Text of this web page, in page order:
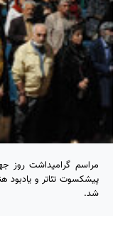
پیشکسوت تئاتر و یادبود
شد.